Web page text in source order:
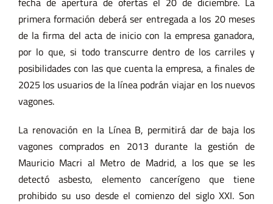
primera formación deberá ser entregada a los 20 meses
de la firma del acta de inicio con la empresa ganadora,
por lo que, si todo transcurre dentro de los carriles y
posibilidades con las que cuenta la empresa, a finales de
2025 los usuarios de la línea podrán viajar en los nuevos
vagones.
La renovación en la Línea B, permitirá dar de baja los
vagones comprados en 2013 durante la gestión de
Mauricio Macri al Metro de Madrid, a los que se les
detectó asbesto, elemento cancerígeno que tiene
prohibido su uso desde el comienzo del siglo XXI. Son